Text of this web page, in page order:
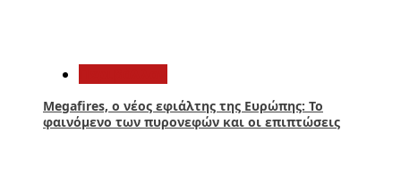
Megafires, ο νέος εφιάλτης της Ευρώπης: Το
φαινόμενο των πυρονεφών και οι επιπτώσεις